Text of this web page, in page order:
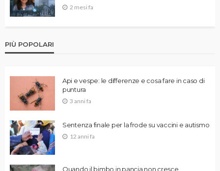
2 mesi fa
PIÙ POPOLARI
Api e vespe: le differenze e cosa fare in caso di
puntura
3 anni fa
Sentenza finale per la frode su vaccini e autismo
12 anni fa
Quando il bimbo in pancia non cresce